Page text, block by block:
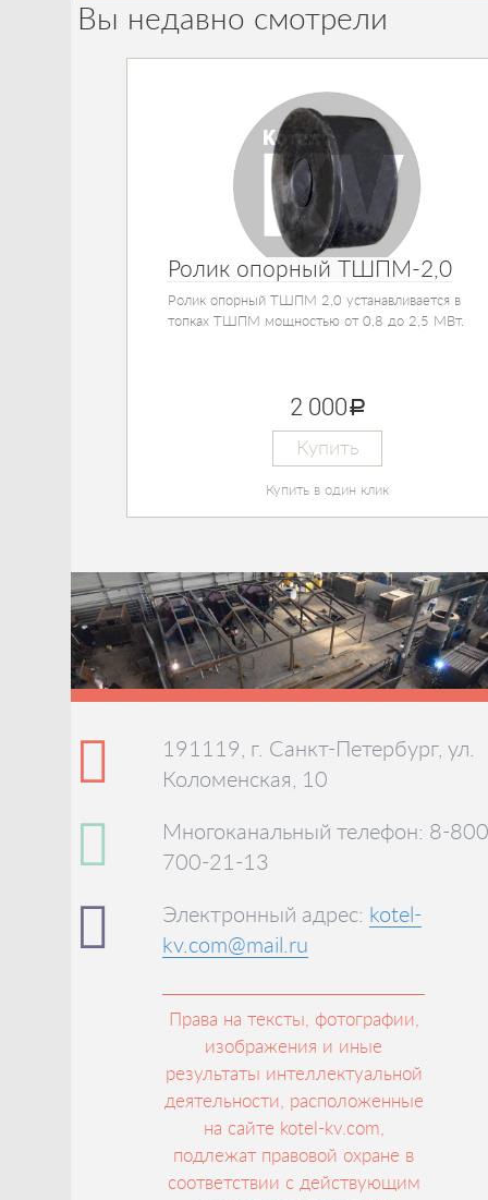
Вы недавно смотрели
Ролик опорный ТШПМ-2,0
Ролик опорный ТШПМ 2,0 устанавливается в
топках ТШПМ мощностью от 0,8 до 2,5 МВт.
2 000руб.
Купить
Купить в один клик
191119, г. Санкт-Петербург, ул.
Коломенская, 10
Многоканальный телефон: 8-
700-21-13
Электронный адрес: kotel-
kv.com@mail.ru
Права на тексты, фотографии,
изображения и иные
результаты интеллектуальной
деятельности, расположенные
на сайте kotel-kv.com,
подлежат правовой охране в
соответствии с действующим